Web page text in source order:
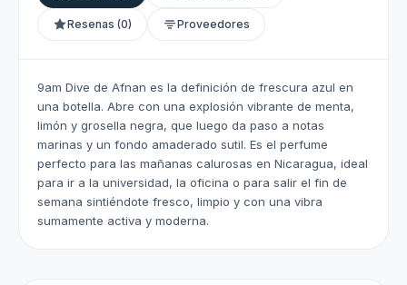
Resenas (0) Proveedores
9am Dive de Afnan es la definición de frescura azul en
una botella. Abre con una explosión vibrante de menta,
limón y grosella negra, que luego da paso a notas
marinas y un fondo amaderado sutil. Es el perfume
perfecto para las mañanas calurosas en Nicaragua, ideal
para ir a la universidad, la oficina o para salir el fin de
semana sintiéndote fresco, limpio y con una vibra
sumamente activa y moderna.